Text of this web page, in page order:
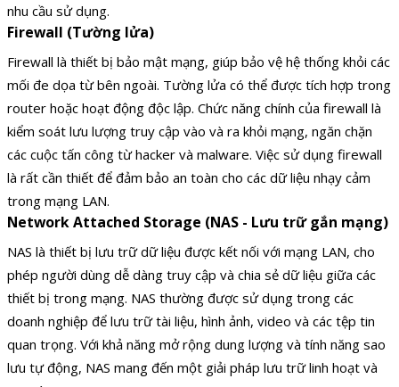
nhu cầu sử dụng.
Firewall (Tường lửa)
Firewall là thiết bị bảo mật mạng, giúp bảo vệ hệ thống khỏi các
mối đe dọa từ bên ngoài. Tường lửa có thể được tích hợp trong
router hoặc hoạt động độc lập. Chức năng chính của firewall là
kiểm soát lưu lượng truy cập vào và ra khỏi mạng, ngăn chặn
các cuộc tấn công từ hacker và malware. Việc sử dụng firewall
là rất cần thiết để đảm bảo an toàn cho các dữ liệu nhạy cảm
trong mạng LAN.
Network Attached Storage (NAS - Lưu trữ gắn mạng)
NAS là thiết bị lưu trữ dữ liệu được kết nối với mạng LAN, cho
phép người dùng dễ dàng truy cập và chia sẻ dữ liệu giữa các
thiết bị trong mạng. NAS thường được sử dụng trong các
doanh nghiệp để lưu trữ tài liệu, hình ảnh, video và các tệp tin
quan trọng. Với khả năng mở rộng dung lượng và tính năng sao
lưu tự động, NAS mang đến một giải pháp lưu trữ linh hoạt và